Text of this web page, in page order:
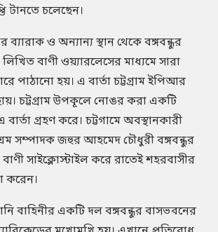
টানতে চলেছেন।
ও অন্যান্য স্থান থেকে বঙ্গবন্ধুর
বাণী ওয়্যারলেসের মাধ্যমে সারা
পাঠানো হয়। এ বার্তা চট্টগ্রাম ইপিআর
চট্টগ্রাম উপকূলে নোঙর করা একটি
গ্রহণ করে। চট্টগামে অবস্থানকারী
সম্পাদক জহুর আহমেদ চৌধুরী বঙ্গবন্ধুর
সাইক্লোস্টাইল করে রাতেই শহরবাসীর
করেন।
বাহিনীর একটি দল বঙ্গবন্ধুর বাসভবনের